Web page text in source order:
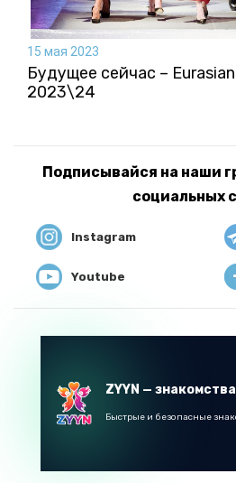
15 мая 2023
Будущее сейчас – Eurasian
2023\24
Подписывайся на наши
социальных
Instagram
Youtube